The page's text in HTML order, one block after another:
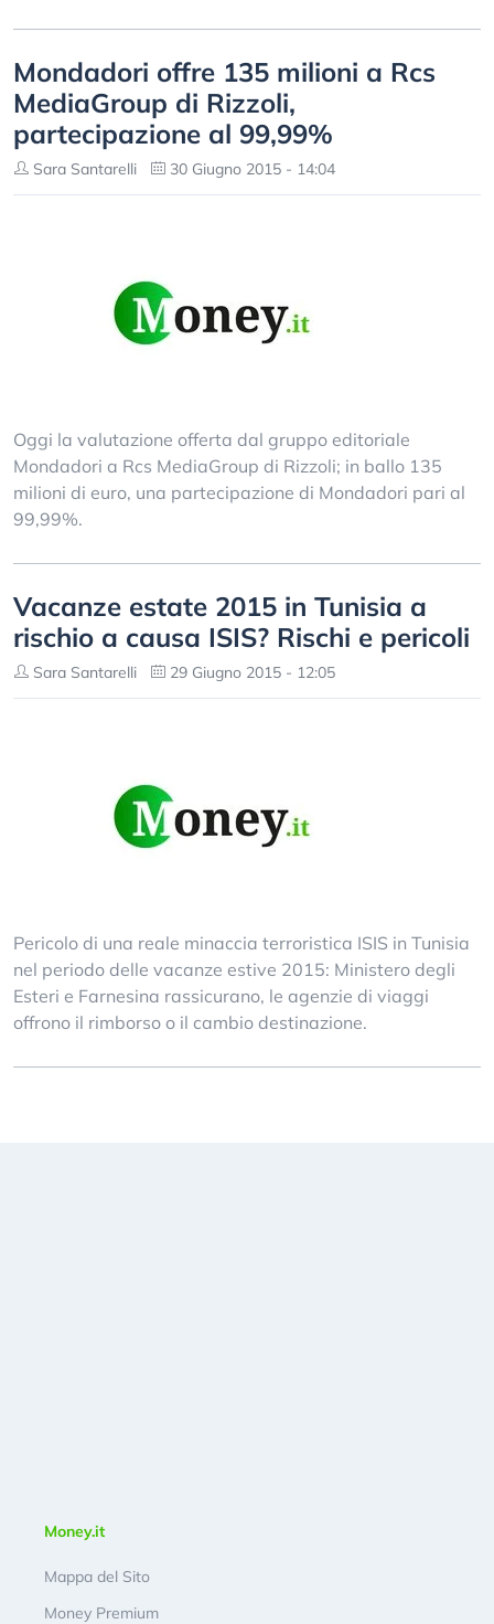
Mondadori offre 135 milioni a Rcs
MediaGroup di Rizzoli,
partecipazione al 99,99%
Sara Santarelli 30 Giugno 2015 - 14:04
Oggi la valutazione offerta dal gruppo editoriale
Mondadori a Rcs MediaGroup di Rizzoli; in ballo 135
milioni di euro, una partecipazione di Mondadori pari al
99,99%.
Vacanze estate 2015 in Tunisia a
rischio a causa ISIS? Rischi e pericoli
Sara Santarelli 29 Giugno 2015 - 12:05
Pericolo di una reale minaccia terroristica ISIS in Tunisia
nel periodo delle vacanze estive 2015: Ministero degli
Esteri e Farnesina rassicurano, le agenzie di viaggi
offrono il rimborso o il cambio destinazione.
Money.it
Mappa del Sito
Money Premium